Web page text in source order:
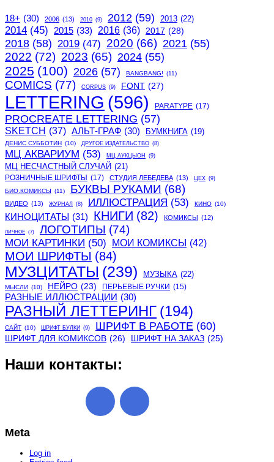
18+ (30) 2006 (13) 2010 (9) 2012 (59) 2013 (22)
2014 (45) 2015 (33) 2016 (36) 2017 (28)
2018 (58) 2019 (47) 2020 (66) 2021 (55)
2022 (72) 2023 (65) 2024 (55)
2025 (100) 2026 (57) BANGBANG! (11)
COMICS (77) CORPUS (9) FONT (27)
LETTERING (596) PARATYPE (17)
PROCREATE LETTERING (57)
SKETCH (37) АЛЬТ-ГРАФ (30) БУМКНИГА (19)
ДЕНИС СУББОТИН (10) ДРУГОЕ ИЗДАТЕЛЬСТВО (8)
МЦ АКВАРИУМ (53) МЦ АУКЦЫОН (9)
МЦ НЕСЧАСТНЫЙ СЛУЧАЙ (21)
РОЗНИЧНЫЕ ШРИФТЫ (17) СТУДИЯ ЛЕБЕДЕВА (13) ЦЕХ (9)
БИО.КОМИКСЫ (11) БУКВЫ РУКАМИ (68)
ВИДЕО (13) ЖУРНАЛ (8) ИЛЛЮСТРАЦИЯ (53) КИНО (10)
КИНОЦИТАТЫ (31) КНИГИ (82) КОМИКСЫ (12)
ЛИЧНОЕ (7) ЛОГОТИПЫ (74)
МОИ КАРТИНКИ (50) МОИ КОМИКСЫ (42)
МОИ ШРИФТЫ (84)
МУЗЦИТАТЫ (239) МУЗЫКА (22)
МЫСЛИ (10) НЕЙРО (23) ПЕРЬЕВЫЕ РУЧКИ (15)
РАЗНЫЕ ИЛЛЮСТРАЦИИ (30)
РАЗНЫЙ ЛЕТТЕРИНГ (194)
САЙТ (10) ШРИФТ БУЛКИ (9) ШРИФТ В РАБОТЕ (60)
ШРИФТ ДЛЯ КОМИКСОВ (26) ШРИФТ НА ЗАКАЗ (25)
Наши контакты:
Meta
Log in